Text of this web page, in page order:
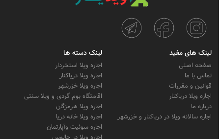
لینک های مفید
صفحه اصلی
تماس با ما
قوانین و مقررات
اجاره ویلا دریاکنار
درباره ما
اجاره سالانه ویلا در دریاکنار و خزرشهر
لینک دسته ها
اجاره ویلا استخردار
اجاره ویلا دریاکنار
اجاره ویلا خزرشهر
اقامتگاه بوم گردی و ویلا سنتی
اجاره ویلا هرمزگان
اجاره ویلا خانه دریا
اجاره سوئیت وآپارتمان